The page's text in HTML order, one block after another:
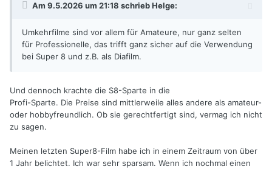
Am 9.5.2026 um 21:18 schriebHelge:
Umkehrfilme sind vor allem für Amateure, nur ganz selten
für Professionelle, das trifft ganz sicher auf die Verwendung
bei Super 8 und z.B. als Diafilm.
Und dennoch krachte die S8-Sparte in die
Profi-Sparte. Die Preise sind mittlerweile alles andere als amateur-
oder hobbyfreundlich. Ob sie gerechtfertigt sind, vermag ich nicht
zu sagen.
Meinen letzten Super8-Film habe ich in einem Zeitraum von über
1 Jahr belichtet. Ich war sehr sparsam. Wenn ich nochmal einen